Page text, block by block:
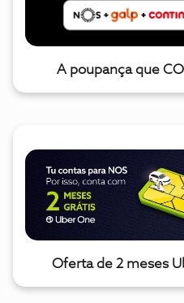
A poupança que
Oferta de 2 meses